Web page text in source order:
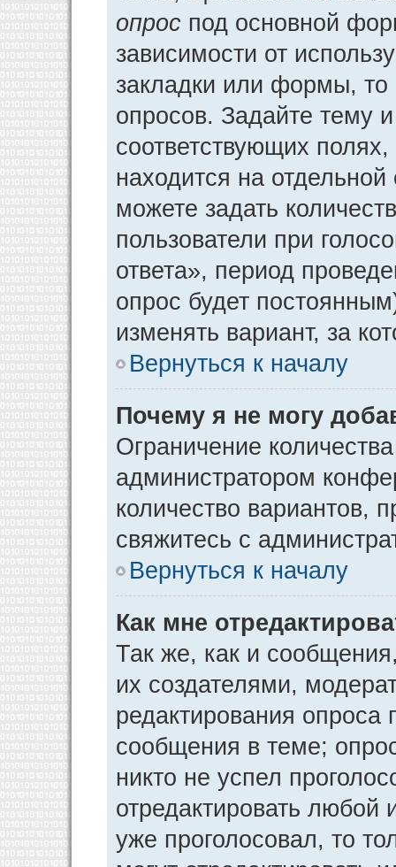
опрос под основной
зависимости от
закладки или формы, то
опросов. Задайте тему
соответствующих
находится на
можете задать
пользователи при
ответа», период
опрос будет
изменять вариант, за
Вернуться к началу
Почему я не могу
Ограничение
администратором
количество вариантов,
свяжитесь с
Вернуться к началу
Как мне
Так же, как и
их создателями,
редактирования опроса
сообщения в теме;
никто не успел
отредактировать любой
уже проголосовал, то